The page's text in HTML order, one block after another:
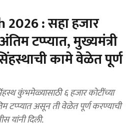
: सहा हजार
टप्प्यात, मुख्यमंत्री
कामे वेळेत पूर्ण
कुंभमेळ्यासाठी ६ हजार कोटींच्या
टप्प्यात असून ती वेळेत पूर्ण करण्याची
यांनी दिली.